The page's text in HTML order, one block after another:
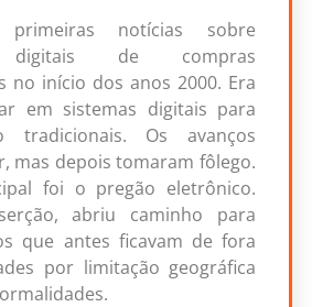
notícias sobre
digitais de compras
no início dos anos 2000. Era
em sistemas digitais para
tradicionais. Os avanços
mas depois tomaram fôlego.
foi o pregão eletrônico.
abriu caminho para
que antes ficavam de fora
por limitação geográfica